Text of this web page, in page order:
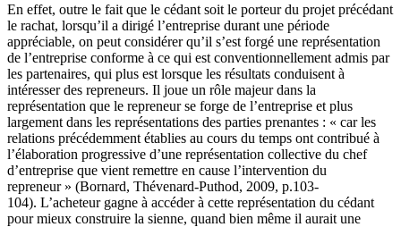
En effet, outre le fait que le cédant soit le porteur du projet précédant
le rachat, lorsqu’il a dirigé l’entreprise durant une période
appréciable, on peut considérer qu’il s’est forgé une représentation
de l’entreprise conforme à ce qui est conventionnellement admis par
les partenaires, qui plus est lorsque les résultats conduisent à
intéresser des repreneurs. Il joue un rôle majeur dans la
représentation que le repreneur se forge de l’entreprise et plus
largement dans les représentations des parties prenantes : « car les
relations précédemment établies au cours du temps ont contribué à
l’élaboration progressive d’une représentation collective du chef
d’entreprise que vient remettre en cause l’intervention du
repreneur » (Bornard, Thévenard-Puthod, 2009, p.103-
104). L’acheteur gagne à accéder à cette représentation du cédant
pour mieux construire la sienne, quand bien même il aurait une